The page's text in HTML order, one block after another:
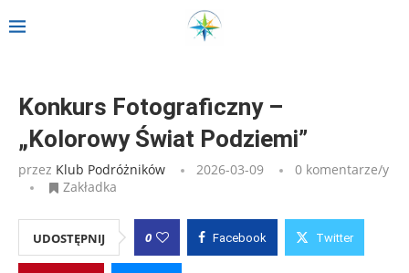
Strona główna Konkurs Fotograficzny – „Kolorowy Świat Podziemi”
Konkurs Fotograficzny –
„Kolorowy Świat Podziemi”
przez Klub Podróżników 2026-03-09
0 komentarze/y
Zakładka
UDOSTĘPNIJ 0 Facebook Twitter